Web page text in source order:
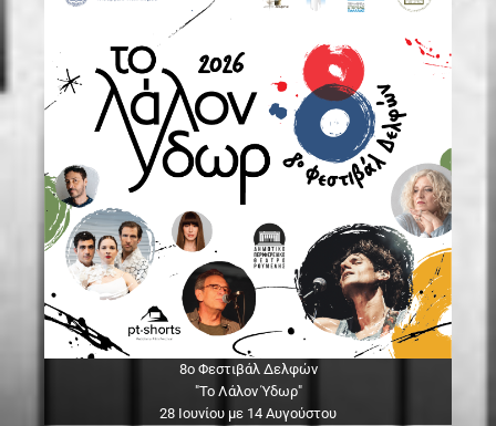
8ο Φεστιβάλ Δελφών
"Το Λάλον Ύδωρ"
28 Ιουνίου με 14 Αυγούστου